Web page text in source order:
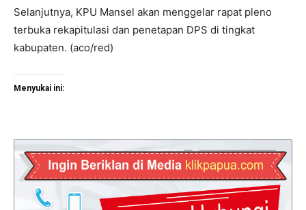
Selanjutnya, KPU Mansel akan menggelar rapat pleno
terbuka rekapitulasi dan penetapan DPS di tingkat
kabupaten. (aco/red)
Menyukai ini: